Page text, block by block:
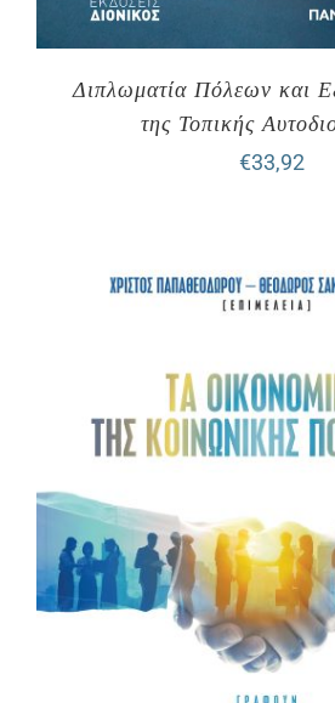
Διπλωματία Πόλεων και
της Τοπικής
€33,92